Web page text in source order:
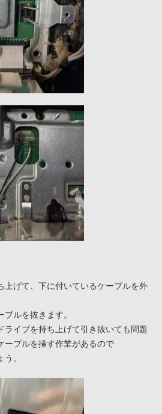
上げて、下に付いているケーブルを外
ルを抜きます。
ライブを持ち上げて引き抜いても問題
ーブルを挿す作業があるので
。